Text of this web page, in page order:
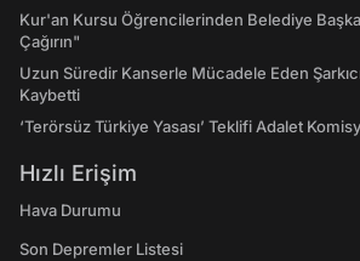
Kur'an Kursu Öğrencilerinden Belediye
Çağırın"
Uzun Süredir Kanserle Mücadele Eden
Kaybetti
‘Terörsüz Türkiye Yasası’ Teklifi Adalet
Hızlı Erişim
Hava Durumu
Son Depremler Listesi